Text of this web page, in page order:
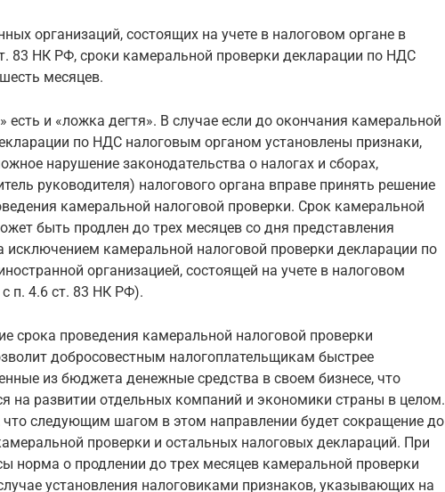
организаций, состоящих на учете в налоговом органе в
83 НК РФ, сроки камеральной проверки декларации по НДС
месяцев.
есть и «ложка дегтя». В случае если до окончания камеральной
по НДС налоговым органом установлены признаки,
нарушение законодательства о налогах и сборах,
руководителя) налогового органа вправе принять решение
камеральной налоговой проверки. Срок камеральной
быть продлен до трех месяцев со дня представления
камеральной налоговой проверки декларации по
организацией, состоящей на учете в налоговом
с п. 4.6 ст. 83 НК РФ).
срока проведения камеральной налоговой проверки
добросовестным налогоплательщикам быстрее
из бюджета денежные средства в своем бизнесе, что
на развитии отдельных компаний и экономики страны в целом.
следующим шагом в этом направлении будет сокращение до
проверки и остальных налоговых деклараций. При
норма о продлении до трех месяцев камеральной проверки
установления налоговиками признаков, указывающих на